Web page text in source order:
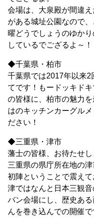
会場は、大泉殿が間違
がある城址公園なので
曜どうでしょうのゆか
しているでござるよ～！
◆千葉県・柏市
千葉県では2017年以来2
てです！もードッキド
の皆様に、柏市の魅力
はのキッチンカーグル
ださい！
◆三重県・津市
藩士の皆様、お待たせし
三重県の県庁所在地の
初陣ということで震えて
津ではなんと日本三観
バン会場にし、歴史あ
んを巻き込んでの開催